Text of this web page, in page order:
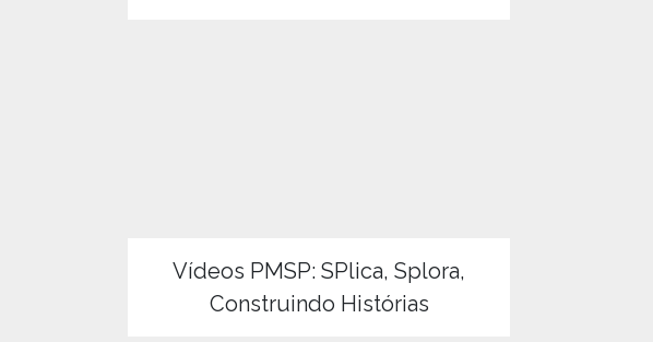
Vídeos PMSP: SPlica, Splora,
Construindo Histórias